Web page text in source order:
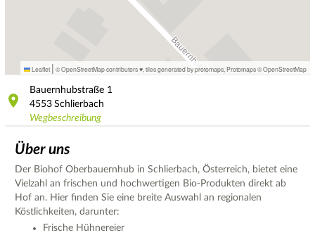
Leaflet | © OpenStreetMap contributors ♥, tiles generated by protomaps Protomaps©OpenStreetMap
Bauernhubstraße 1
4553 Schlierbach
Wegbeschreibung
Über uns
Der Biohof Oberbauernhub in Schlierbach, Österreich, bietet eine
Vielzahl an frischen und hochwertigen Bio-Produkten direkt ab
Hof an. Hier finden Sie eine breite Auswahl an regionalen
Köstlichkeiten, darunter:
Frische Hühnereier